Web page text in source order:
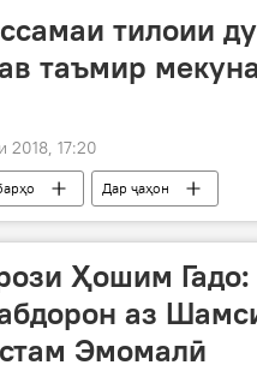
тилоии
таъмир
2018, 17:20
Дар ҷаҳон
Ҳошим
аз
Эмомалӣ